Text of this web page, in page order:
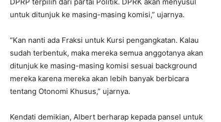
untuk ditunjuk ke masing-masing komisi,” ujarnya.
“Kan nanti ada Fraksi untuk Kursi pengangkatan. Kalau
sudah terbentuk, maka mereka semua anggotanya akan
ditunjuk ke masing-masing komisi sesuai background
mereka karena mereka akan lebih banyak berbicara
tentang Otonomi Khusus,” ujarnya.
Kendati demikian, Albert berharap kepada pansel untuk